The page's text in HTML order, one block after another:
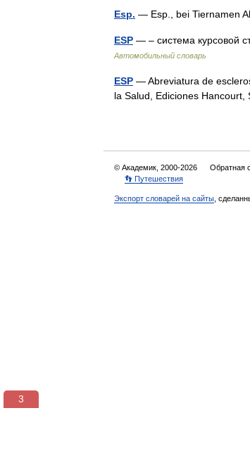
Esp. — Esp., bei Tiernamen
ESP — – система курсовой
Автомобильный словарь
ESP — Abreviatura de
la Salud, Ediciones
© Академик, 2000-2026 Обратная
👣 Путешествия
Экспорт словарей на сайты ,
2